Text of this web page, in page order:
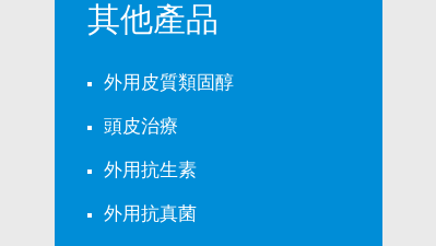
其他產品
外用皮質類固醇
頭皮治療
外用抗生素
外用抗真菌